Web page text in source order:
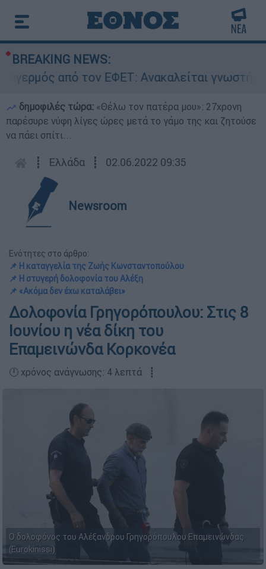
BREAKING NEWS:
από τον ΕΦΕΤ: Ανακαλείται γνωστή
δημοφιλές τώρα: «Θέλω τον πατέρα μου»: 27χρονη
παρέσυρε νύφη λίγες ώρες μετά το γάμο της και ζητούσε
να πάει σπίτι...
┋ Ελλάδα ┋ 02.06.2022 09:35
Newsroom
Ενότητες στο άρθρο:
📌 Η καταγγελία της Ζωής Κωνσταντοπούλου
📌 Η στυγερή δολοφονία του Αλέξη
📌 «Ακόμα δεν έχω καταλάβει»
Δολοφονία Γρηγορόπουλου: Στις 8
Ιουνίου η νέα δίκη του
Επαμεινώνδα Κορκονέα
🕛 χρόνος ανάγνωσης: 4 λεπτά ┋
Ο δολοφόνος του Αλέξανδρου Γρηγορόπουλου Επαμεινώνδας
(Eurokinissi)